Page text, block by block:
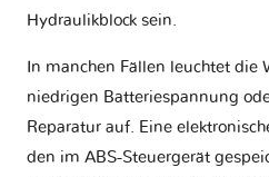
Hydraulikblock sein.
In manchen Fällen leuchtet die
niedrigen Batteriespannung
Reparatur auf. Eine
den im ABS-Steuergerät